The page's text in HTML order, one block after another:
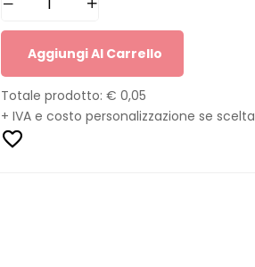
Aggiungi Al Carrello
Totale prodotto: € 0,05
+ IVA e costo personalizzazione se scelta